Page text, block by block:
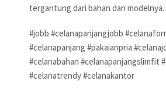
tergantung dari bahan dan modelnya.
#jobb #celanapanjangjobb
#celanapanjang #pakaianpria
#celanabahan #celanapanjangslimfit
#celanatrendy #celanakantor